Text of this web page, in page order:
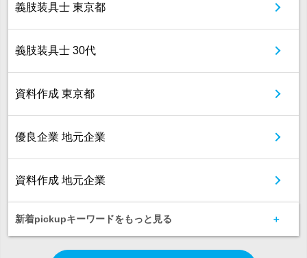
義肢装具士 東京都
義肢装具士 30代
資料作成 東京都
優良企業 地元企業
資料作成 地元企業
新着pickupキーワードをもっと見る